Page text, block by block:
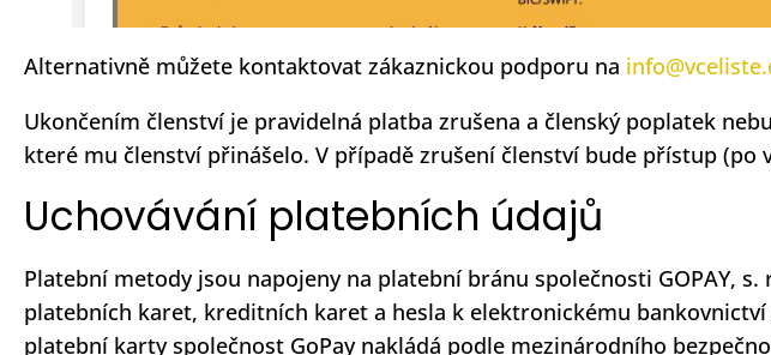
Alternativně můžete kontaktovat zákaznickou podporu na
Ukončením členství je pravidelná platba zrušena a členský poplatek
které mu členství přinášelo. V případě zrušení členství bude přístup
Uchovávání platebních údajů
Platební metody jsou napojeny na platební bránu společnosti GOPAY,
platebních karet, kreditních karet a hesla k elektronickému
platební karty společnost GoPay nakládá podle mezinárodního